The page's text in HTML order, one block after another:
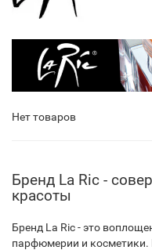
Нет товаров
Бренд La Ric -
красоты
Бренд La Ric - это
парфюмерии и косметики.